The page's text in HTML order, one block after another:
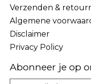
Verzenden &
Algemene
Disclaimer
Privacy Policy
Abonneer je op